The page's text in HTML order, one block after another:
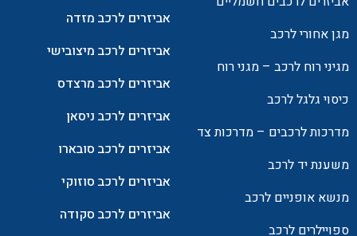
מגן אחורי לרכב
מגיני רוח לרכב – מגני רוח
כיסוי גלגל לרכב
מדרכות לרכבים – מדרכות צד
משענת יד לרכב
מנשא אופניים לרכב
ספויילרים לרכב
אביזרים לרכב מזדה
אביזרים לרכב מיצובישי
אביזרים לרכב מרצדס
אביזרים לרכב ניסאן
אביזרים לרכב סובארו
אביזרים לרכב סוזוקי
אביזרים לרכב סקודה